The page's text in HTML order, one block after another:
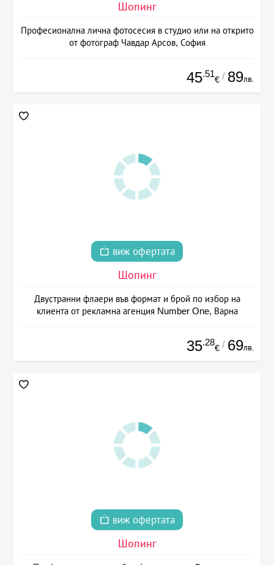
Шопинг
Професионална лична фотосесия в студио или на открито
от фотограф Чавдар Арсов, София
45.51
€ / 89лв.
виж офертата
Шопинг
Двустранни флаери във формат и брой по избор на
клиента от рекламна агенция Number One, Варна
35.28
€ / 69лв.
виж офертата
Шопинг